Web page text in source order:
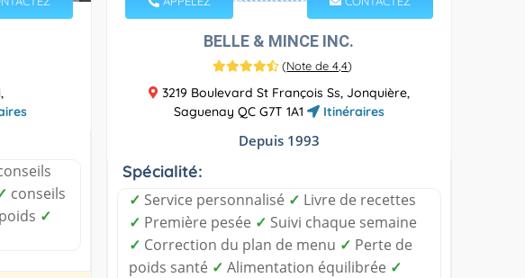
conseils
✓
BELLE & MINCE INC.
(Note de 4,4)
3219 Boulevard St François Ss, Jonquière,
Saguenay QC G7T 1A1
Itinéraires
Depuis 1993
Spécialité:
✓ Service personnalisé ✓ Livre de recettes
✓ Première pesée ✓ Suivi chaque semaine
✓ Correction du plan de menu ✓ Perte de
poids santé ✓ Alimentation équilibrée ✓